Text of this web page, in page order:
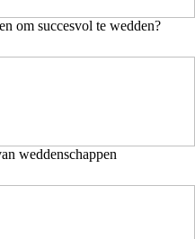
om succesvol te wedden?
weddenschappen